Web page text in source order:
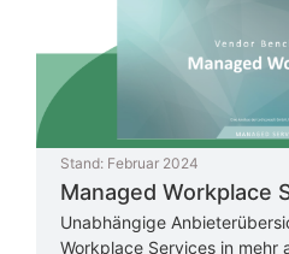
Stand: Februar 2024
Managed Workplace
Unabhängige
Workplace Services in mehr